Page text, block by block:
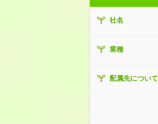
社名
業種
配属先について